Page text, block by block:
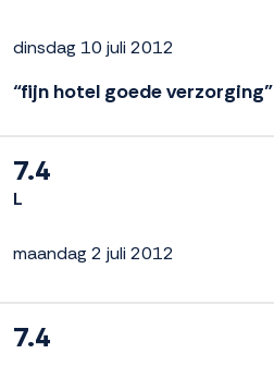
dinsdag 10 juli 2012
“fijn hotel goede verzorging”
7.4
L
maandag 2 juli 2012
7.4